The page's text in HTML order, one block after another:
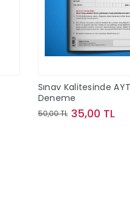
Sınav Kalitesinde
Deneme
50,00 TL 35,00 TL